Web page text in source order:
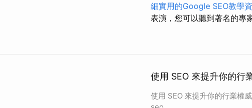
細實用的Google SEO教學
表演，您可以聽到著名的專
使用 SEO 來提升你的行
使用 SEO 來提升你的行業權